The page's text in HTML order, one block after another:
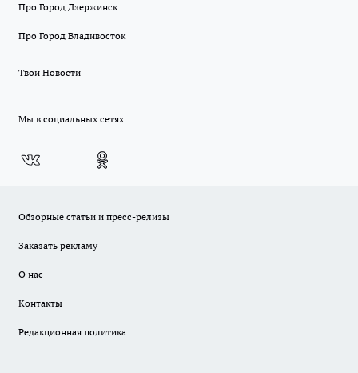
Про Город Дзержинск
Про Город Владивосток
Твои Новости
Мы в социальных сетях
Обзорные статьи и пресс-релизы
Заказать рекламу
О нас
Контакты
Редакционная политика